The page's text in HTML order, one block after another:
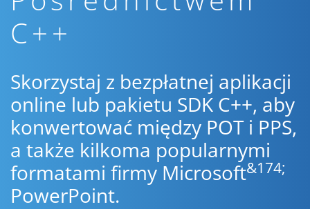
C++
Skorzystaj z bezpłatnej aplikacji
online lub pakietu SDK C++, aby
konwertować między POT i PPS,
a także kilkoma popularnymi
formatami firmy Microsoft&174;
PowerPoint.